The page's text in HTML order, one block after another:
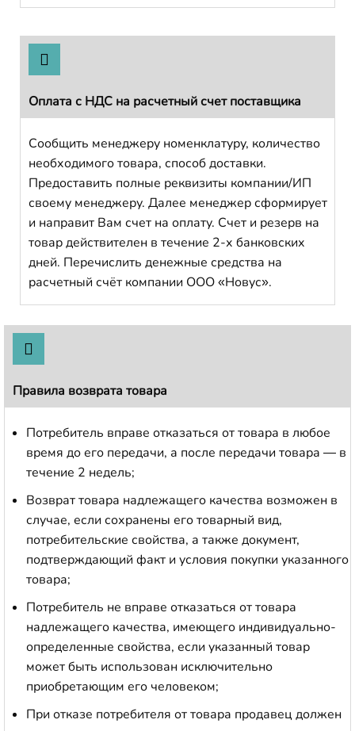
Оплата с НДС на расчетный счет поставщика
Сообщить менеджеру номенклатуру, количество
необходимого товара, способ доставки.
Предоставить полные реквизиты компании/ИП
своему менеджеру. Далее менеджер сформирует
и направит Вам счет на оплату. Счет и резерв на
товар действителен в течение 2-х банковских
дней. Перечислить денежные средства на
расчетный счёт компании ООО «Новус».
Правила возврата товара
Потребитель вправе отказаться от товара в любое
время до его передачи, а после передачи товара — в
течение 2 недель;
Возврат товара надлежащего качества возможен в
случае, если сохранены его товарный вид,
потребительские свойства, а также документ,
подтверждающий факт и условия покупки указанного
товара;
Потребитель не вправе отказаться от товара
надлежащего качества, имеющего индивидуально-
определенные свойства, если указанный товар
может быть использован исключительно
приобретающим его человеком;
При отказе потребителя от товара продавец должен